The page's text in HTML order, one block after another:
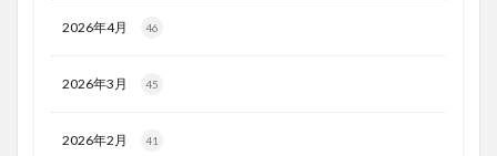
2026年4月 46
2026年3月 45
2026年2月 41